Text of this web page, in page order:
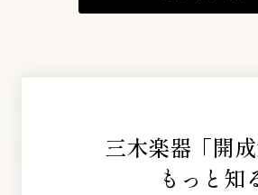
三木楽器「開
もっと知